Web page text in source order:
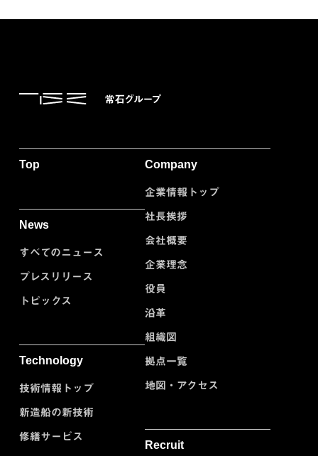
Top
News
すべてのニュース
プレスリリース
トピックス
Technology
技術情報トップ
新造船の新技術
修繕サービス
Company
企業情報トップ
社長挨拶
会社概要
企業理念
役員
沿革
組織図
拠点一覧
地図・アクセス
Recruit